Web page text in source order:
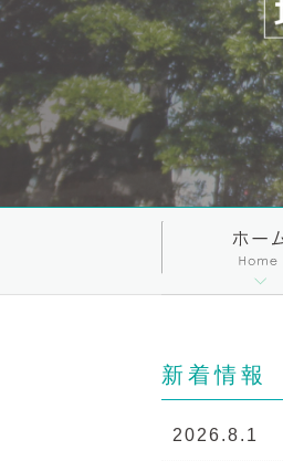
新着情報
2026.8.1